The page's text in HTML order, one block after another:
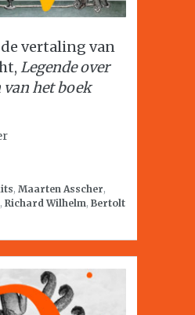
vertaling van
Legende over
het boek
, Maarten Asscher,
, Richard Wilhelm, Bertolt